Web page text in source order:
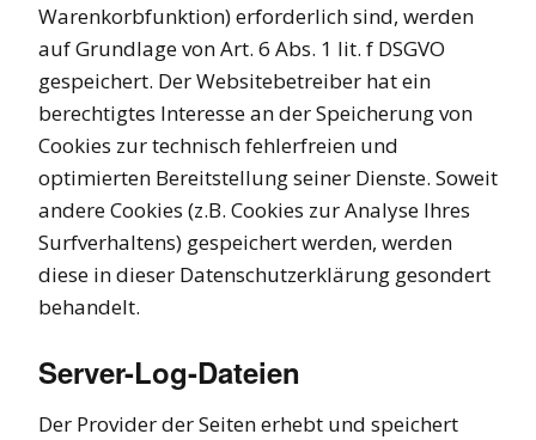
Warenkorbfunktion) erforderlich sind, werden
auf Grundlage von Art. 6 Abs. 1 lit. f DSGVO
gespeichert. Der Websitebetreiber hat ein
berechtigtes Interesse an der Speicherung von
Cookies zur technisch fehlerfreien und
optimierten Bereitstellung seiner Dienste. Soweit
andere Cookies (z.B. Cookies zur Analyse Ihres
Surfverhaltens) gespeichert werden, werden
diese in dieser Datenschutzerklärung gesondert
behandelt.
Server-Log-Dateien
Der Provider der Seiten erhebt und speichert